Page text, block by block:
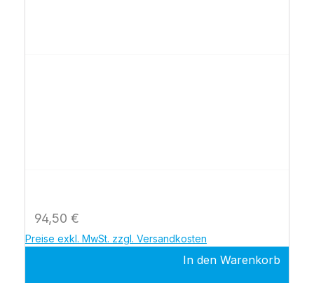
Regulärer Preis:
94,50 €
Preise exkl. MwSt. zzgl. Versandkosten
In den Warenkorb